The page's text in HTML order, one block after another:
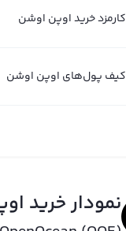
کارمزد خرید اوپن اوشن
کیف پول‌های اوپن اوشن
نمودار خرید